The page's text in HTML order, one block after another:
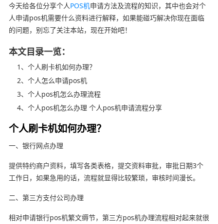
今天给各位分享个人POS机申请方法及流程的知识，其中也会对个
人申请pos机需要什么资料进行解释，如果能碰巧解决你现在面临
的问题，别忘了关注本站，现在开始吧！
本文目录一览：
1、个人刷卡机如何办理？
2、个人怎么申请pos机
3、个人pos机怎么办理流程
4、个人pos机怎么办理 个人pos机申请流程分享
个人刷卡机如何办理？
一、银行网点办理
提供特约商户资料，填写各类表格，提交资料审批，审批日期3个
工作日，如果急用的话，流程就显得比较繁琐，审核时间漫长。
二、第三方支付公司办理
相对申请银行pos机繁文缛节，第三方pos机办理流程相对起来就很